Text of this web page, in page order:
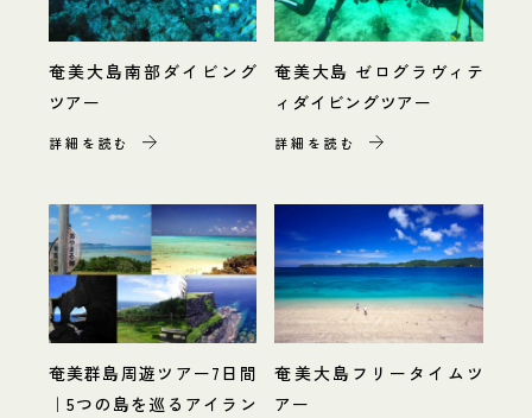
奄美大島南部ダイビング
ツアー
詳細を読む
奄美大島 ゼログラヴィテ
ィダイビングツアー
詳細を読む
奄美群島周遊ツアー7日間
｜5つの島を巡るアイラン
奄美大島フリータイムツ
アー